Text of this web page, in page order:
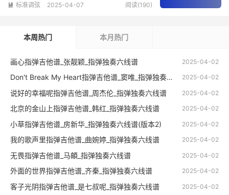
 标准调弦 2025-04-07 阅读(190)
本周热门 本月热门
2025-04-02
画心指弹吉他谱_张靓颖_指弹独奏六线谱
2025-04-02
Don't Break My Heart指弹吉他谱_窦唯_指弹独奏六线谱
2025-04-02
说好的幸福呢指弹吉他谱_周杰伦_指弹独奏六线谱
2025-04-02
北京的金山上指弹吉他谱_韩红_指弹独奏六线谱
2025-04-02
小草指弹吉他谱_房新华_指弹独奏六线谱(版本2)
2025-04-02
我的歌声里指弹吉他谱_曲婉婷_指弹独奏六线谱
2025-04-02
无畏指弹吉他谱_马頔_指弹独奏六线谱
2025-04-02
外面的世界指弹吉他谱_齐秦_指弹独奏六线谱
2025-04-02
客子光阴指弹吉他谱_是七叔呢_指弹独奏六线谱